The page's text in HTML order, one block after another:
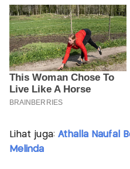
Lihat juga: Athalla Naufal
Melinda